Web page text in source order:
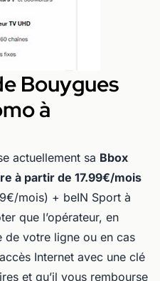
Bouygues
à
actuellement sa Bbox
à partir de 17.99€/mois
mois) + beIN Sport à
que l’opérateur, en
de votre ligne ou en cas
Internet avec une clé
et qu’il vous rembourse